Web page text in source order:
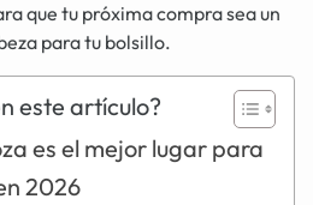
que tu próxima compra sea un
para tu bolsillo.
este artículo?
es el mejor lugar para
2026